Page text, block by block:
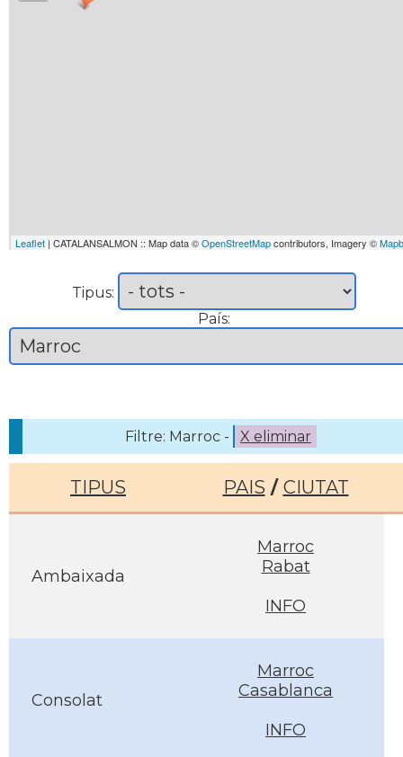
Leaflet | CATALANSALMON :: Map data ©OpenStreetMapcontributors, Imagery ©
Tipus:
País:
Filtre: Marroc - X eliminar
TIPUS PAIS / CIUTAT
Ambaixada
Marroc
Rabat
INFO
Consolat
Marroc
Casablanca
INFO